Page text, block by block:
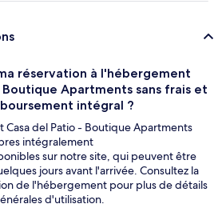
réservation à l'hébergement
Boutique Apartments sans frais et
intégral ?
del Patio - Boutique Apartments
intégralement
sur notre site, qui peuvent être
jours avant l'arrivée. Consultez la
de l'hébergement pour plus de détails
d'utilisation.